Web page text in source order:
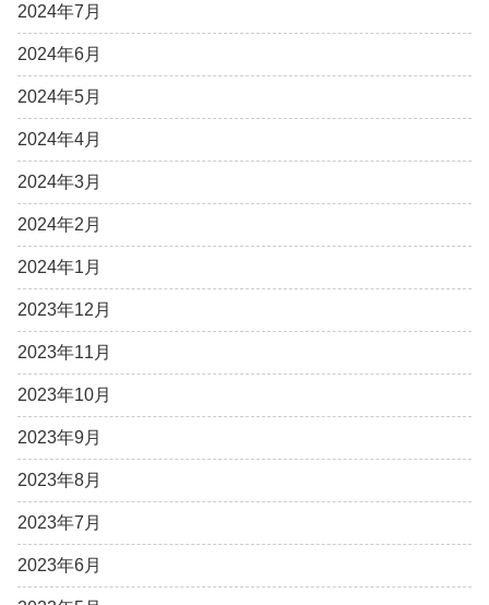
2024年7月
2024年6月
2024年5月
2024年4月
2024年3月
2024年2月
2024年1月
2023年12月
2023年11月
2023年10月
2023年9月
2023年8月
2023年7月
2023年6月